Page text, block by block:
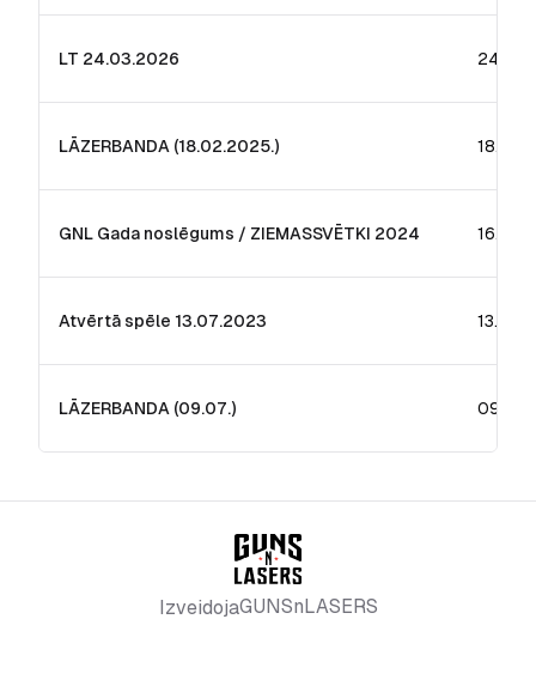
LT 24.03.2026
LĀZERBANDA (18.02.2025.)
GNL Gada noslēgums / ZIEMASSVĒTKI 2024
Atvērtā spēle 13.07.2023
LĀZERBANDA (09.07.)
IzveidojaGUNSnLASERS